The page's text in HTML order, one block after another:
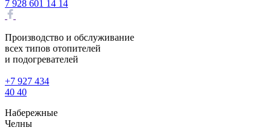
7 928 601 14 14
Производство и обслуживание
всех типов отопителей
и подогревателей
+7 927 434
40 40
Набережные
Челны